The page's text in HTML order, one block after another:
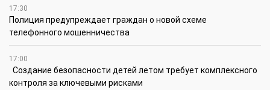
17:30
Полиция предупреждает граждан о новой схеме
телефонного мошенничества
17:00
Создание безопасности детей летом требует комплексного
контроля за ключевыми рисками